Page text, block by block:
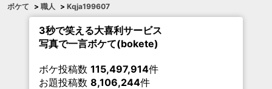
ボケて > 職人 > Kqja199607
3秒で笑える大喜利サービス
写真で一言ボケて(bokete)
ボケ投稿数 115,497,914件
お題投稿数 8,106,244件